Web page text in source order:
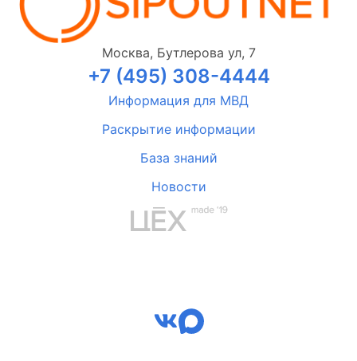
Москва, Бутлерова ул, 7
+7 (495) 308-4444
Информация для МВД
Раскрытие информации
База знаний
Новости